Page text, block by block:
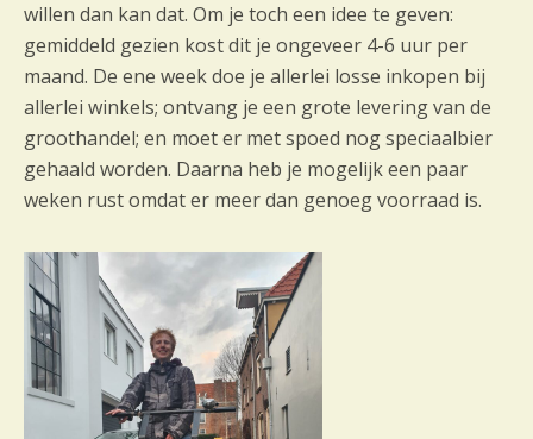
willen dan kan dat. Om je toch een idee te geven:
gemiddeld gezien kost dit je ongeveer 4-6 uur per
maand. De ene week doe je allerlei losse inkopen bij
allerlei winkels; ontvang je een grote levering van de
groothandel; en moet er met spoed nog speciaalbier
gehaald worden. Daarna heb je mogelijk een paar
weken rust omdat er meer dan genoeg voorraad is.